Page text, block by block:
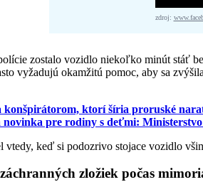
zdroj:
zostalo vozidlo niekoľko minút stáť
vyžadujú okamžitú pomoc, aby sa
konšpirátorom, ktorí šíria proruské
pre rodiny s deťmi:
vtedy, keď si podozrivo stojace vozidlo
zložiek počas